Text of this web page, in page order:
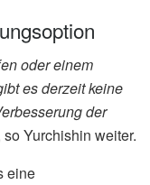
oder einem
es derzeit keine
der
so Yurchishin weiter.
eine